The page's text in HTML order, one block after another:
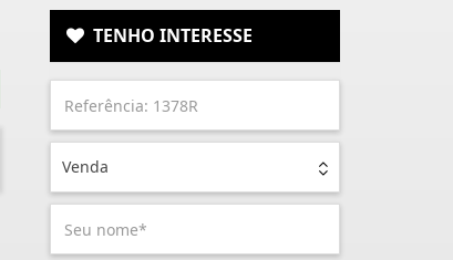
TENHO INTERESSE
Venda